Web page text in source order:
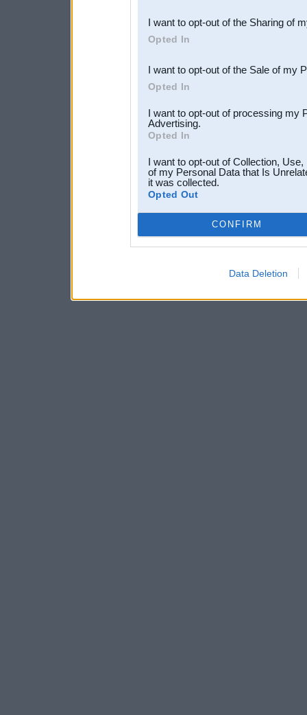
Downstream Participants
third parties.
I want to opt-out of the Sharing of
Opted In
I want to opt-out of the Sale of my
Opted In
I want to opt-out of processing my
Advertising.
Opted In
I want to opt-out of Collection,
of my Personal Data that Is
it was collected.
Opted Out
CONFIRM
Data Deletion